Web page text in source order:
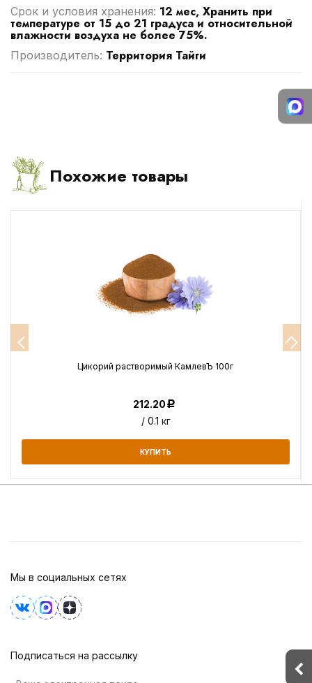
Срок и условия хранения: 12 мес, Хранить при
температуре от 15 до 21 градуса и относительной
влажности воздуха не более 75%.
Производитель: Территория Тайги
Похожие товары
Цикорий растворимый КамлевЪ 100г
212.20Р
/ 0.1 кг
КУПИТЬ
Мы в социальных сетях
Подписаться на рассылку